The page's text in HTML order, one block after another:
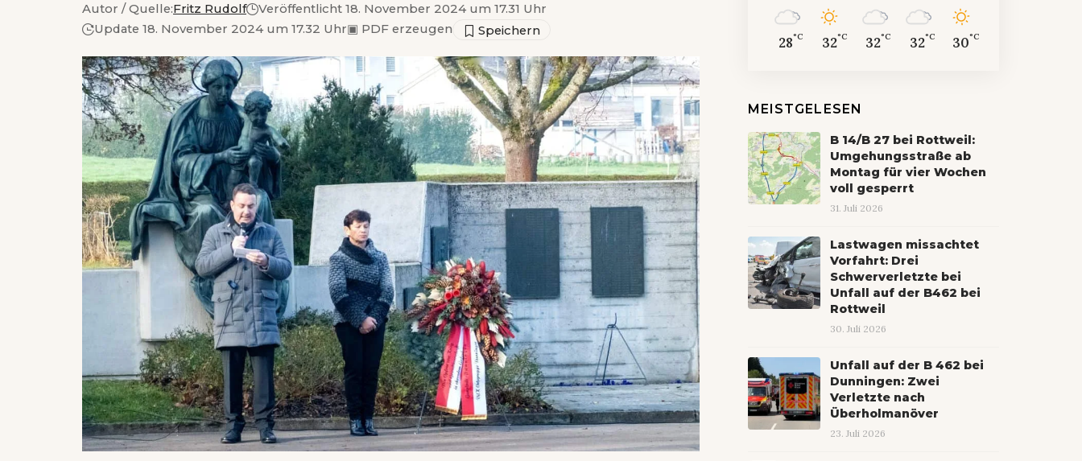
Autor / Quelle:Fritz Rudolf
Veröffentlicht 18. November 2024 um 17.31 Uhr
Update 18. November 2024 um 17.32 Uhr▣ PDF erzeugen
28°C 32°C 32°C 32°C 30°C
MEISTGELESEN
B 14/B 27 bei Rottweil:
Umgehungsstraße ab
Montag für vier Wochen
voll gesperrt
31. Juli 2026
Lastwagen missachtet
Vorfahrt: Drei
Schwerverletzte bei
Unfall auf der B462 bei
Rottweil
30. Juli 2026
Unfall auf der B 462 bei
Dunningen: Zwei
Verletzte nach
Überholmanöver
23. Juli 2026